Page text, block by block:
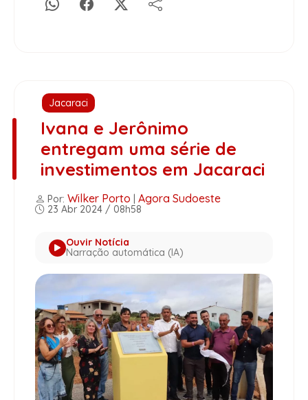
Jacaraci
Ivana e Jerônimo
entregam uma série de
investimentos em Jacaraci
Por: Wilker Porto Agora Sudoeste
23 Abr 2024 / 08h58
Ouvir Notícia
Narração automática (IA)